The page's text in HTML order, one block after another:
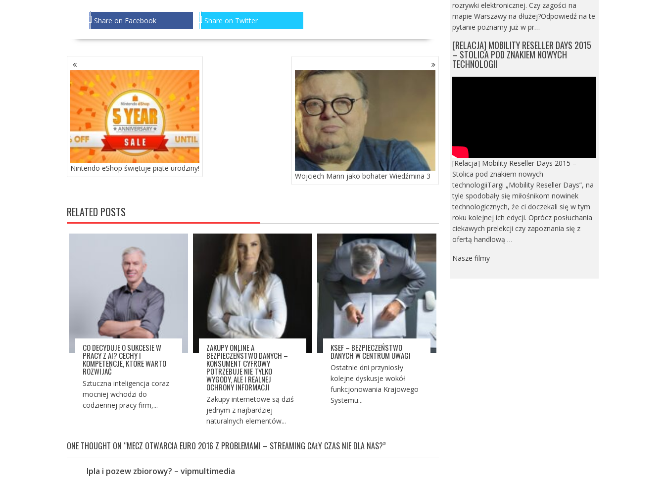
Share on Facebook Share on Twitter
NAWIGACJA
PO
WPISACH
Nintendo eShop świętuje piąte urodziny!
Wojciech Mann jako bohater Wiedźmina 3
RELATED POSTS
CO DECYDUJE O SUKCESIE W
PRACY Z AI? CECHY I
KOMPETENCJE, KTÓRE WARTO
ROZWIJAĆ
Sztuczna inteligencja coraz
mocniej wchodzi do
codziennej pracy firm,...
ZAKUPY ONLINE A
BEZPIECZEŃSTWO DANYCH –
KONSUMENT CYFROWY
POTRZEBUJE NIE TYLKO
WYGODY, ALE I REALNEJ
OCHRONY INFORMACJI
Zakupy internetowe są dziś
jednym z najbardziej
naturalnych elementów...
KSEF – BEZPIECZEŃSTWO
DANYCH W CENTRUM UWAGI
Ostatnie dni przyniosły
kolejne dyskusje wokół
funkcjonowania Krajowego
Systemu...
ONE THOUGHT ON “MECZ OTWARCIA EURO 2016 Z PROBLEMAMI – STREAMING CAŁY CZAS NIE DLA NAS?”
Ipla i pozew zbiorowy? – vipmultimedia
rozrywki elektronicznej. Czy zagości na
mapie Warszawy na dłużej?Odpowiedź na te
pytanie poznamy już w pr…
[RELACJA] MOBILITY RESELLER DAYS 2015
– STOLICA POD ZNAKIEM NOWYCH
TECHNOLOGII
[Relacja] Mobility Reseller Days 2015 –
Stolica pod znakiem nowych
technologiiTargi „Mobility Reseller Days”, na
tyle spodobały się miłośnikom nowinek
technologicznych, że ci doczekali się w tym
roku kolejnej ich edycji. Oprócz posłuchania
ciekawych prelekcji czy zapoznania się z
ofertą handlową …
Nasze filmy